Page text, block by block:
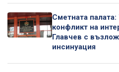
Сметната
конфликт на
Главчев с
инсинуация